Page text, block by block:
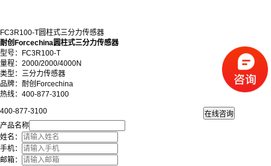
FC3R100-T圆柱式三分力传感器
耐创Forcechina圆柱式三分力传感器
型号：FC3R100-T
量程： 2000/2000/4000N
类型：三分力传感器
品牌：耐创Forcechina
热线：400-877-3100
400-877-3100
产品名称
姓名：
手机：
邮箱：